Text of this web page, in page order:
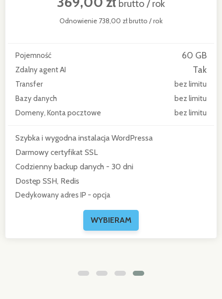
brutto / rok
Odnowienie 738,00 zł brutto / rok
Pojemność 60 GB
Zdalny agent AI Tak
Transfer
bez limitu
Bazy danych
bez limitu
Domeny, Konta pocztowe
bez limitu
Szybka i wygodna instalacja WordPressa
Darmowy certyfikat SSL
Codzienny backup danych - 30 dni
Dostęp SSH, Redis
Dedykowany adres IP - opcja